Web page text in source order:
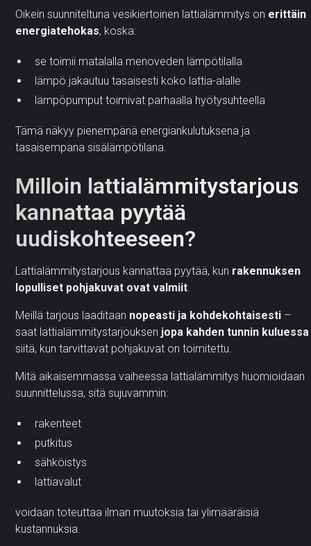
Oikein suunniteltuna vesikiertoinen lattialämmitys on erittäin
energiatehokas, koska:
se toimii matalalla menoveden lämpötilalla
lämpö jakautuu tasaisesti koko lattia-alalle
lämpöpumput toimivat parhaalla hyötysuhteella
Tämä näkyy pienempänä energiankulutuksena ja
tasaisempana sisälämpötilana.
Milloin lattialämmitystarjous
kannattaa pyytää
uudiskohteeseen?
Lattialämmitystarjous kannattaa pyytää, kun rakennuksen
lopulliset pohjakuvat ovat valmiit
Meillä tarjous laaditaan nopeasti ja kohdekohtaisesti –
saat lattialämmitystarjouksen jopa kahden tunnin kuluessa
siitä, kun tarvittavat pohjakuvat on toimitettu.
Mitä aikaisemmassa vaiheessa lattialämmitys huomioidaan
suunnittelussa, sitä sujuvammin:
rakenteet
putkitus
sähköistys
lattiavalut
voidaan toteuttaa ilman muutoksia tai ylimääräisiä
kustannuksia.